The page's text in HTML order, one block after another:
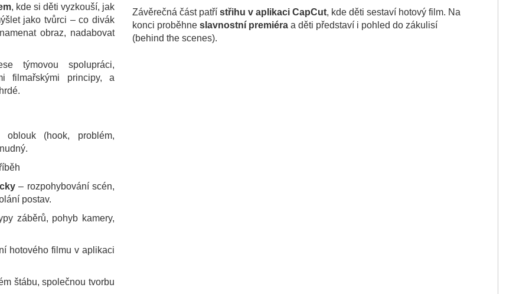
, kde si děti vyzkouší, jak
jako tvůrci – co divák
obraz, nadabovat
týmovou spolupráci,
filmařskými principy, a
(hook, problém,
– rozpohybování scén,
postav.
záběrů, pohyb kamery,
hotového filmu v aplikaci
štábu, společnou tvorbu
Závěrečná část patří střihu v aplikaci CapCut, kde děti sestaví hotový film. Na
konci proběhne slavnostní premiéra a děti představí i pohled do zákulisí
(behind the scenes).